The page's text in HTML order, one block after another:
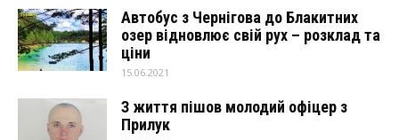
Автобус з Чернігова до Блакитних
озер відновлює свій рух – розклад та
ціни
15.06.2021
З життя пішов молодий офіцер з
Прилук